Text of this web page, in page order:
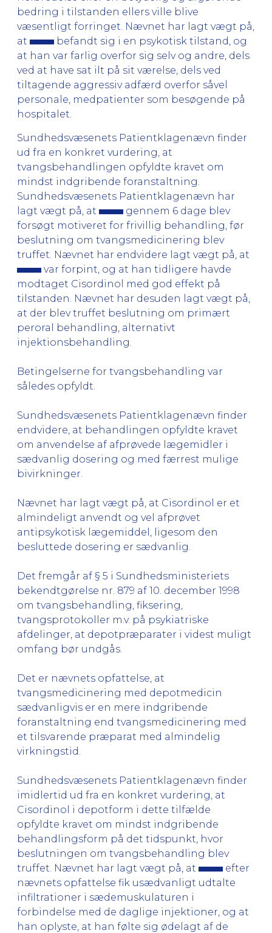
bedring i tilstanden ellers ville blive
væsentligt forringet. Nævnet har lagt vægt på,
at
befandt sig i en psykotisk tilstand, og
at han var farlig overfor sig selv og andre, dels
ved at have sat ilt på sit værelse, dels ved
tiltagende aggressiv adfærd overfor såvel
personale, medpatienter som besøgende på
hospitalet.
Sundhedsvæsenets Patientklagenævn finder
ud fra en konkret vurdering, at
tvangsbehandlingen opfyldte kravet om
mindst indgribende foranstaltning.
Sundhedsvæsenets Patientklagenævn har
lagt vægt på, at
gennem 6 dage blev
forsøgt motiveret for frivillig behandling, før
beslutning om tvangsmedicinering blev
truffet. Nævnet har endvidere lagt vægt på, at
var forpint, og at han tidligere havde
modtaget Cisordinol med god effekt på
tilstanden. Nævnet har desuden lagt vægt på,
at der blev truffet beslutning om primært
peroral behandling, alternativt
injektionsbehandling.
Betingelserne for tvangsbehandling var
således opfyldt.
Sundhedsvæsenets Patientklagenævn finder
endvidere, at behandlingen opfyldte kravet
om anvendelse af afprøvede lægemidler i
sædvanlig dosering og med færrest mulige
bivirkninger.
Nævnet har lagt vægt på, at Cisordinol er et
almindeligt anvendt og vel afprøvet
antipsykotisk lægemiddel, ligesom den
besluttede dosering er sædvanlig.
Det fremgår af § 5 i Sundhedsministeriets
bekendtgørelse nr. 879 af 10. december 1998
om tvangsbehandling, fiksering,
tvangsprotokoller m.v. på psykiatriske
afdelinger, at depotpræparater i videst muligt
omfang bør undgås.
Det er nævnets opfattelse, at
tvangsmedicinering med depotmedicin
sædvanligvis er en mere indgribende
foranstaltning end tvangsmedicinering med
et tilsvarende præparat med almindelig
virkningstid.
Sundhedsvæsenets Patientklagenævn finder
imidlertid ud fra en konkret vurdering, at
Cisordinol i depotform i dette tilfælde
opfyldte kravet om mindst indgribende
behandlingsform på det tidspunkt, hvor
beslutningen om tvangsbehandling blev
truffet. Nævnet har lagt vægt på, at
efter
nævnets opfattelse fik usædvanligt udtalte
infiltrationer i sædemuskulaturen i
forbindelse med de daglige injektioner, og at
han oplyste, at han følte sig ødelagt af de